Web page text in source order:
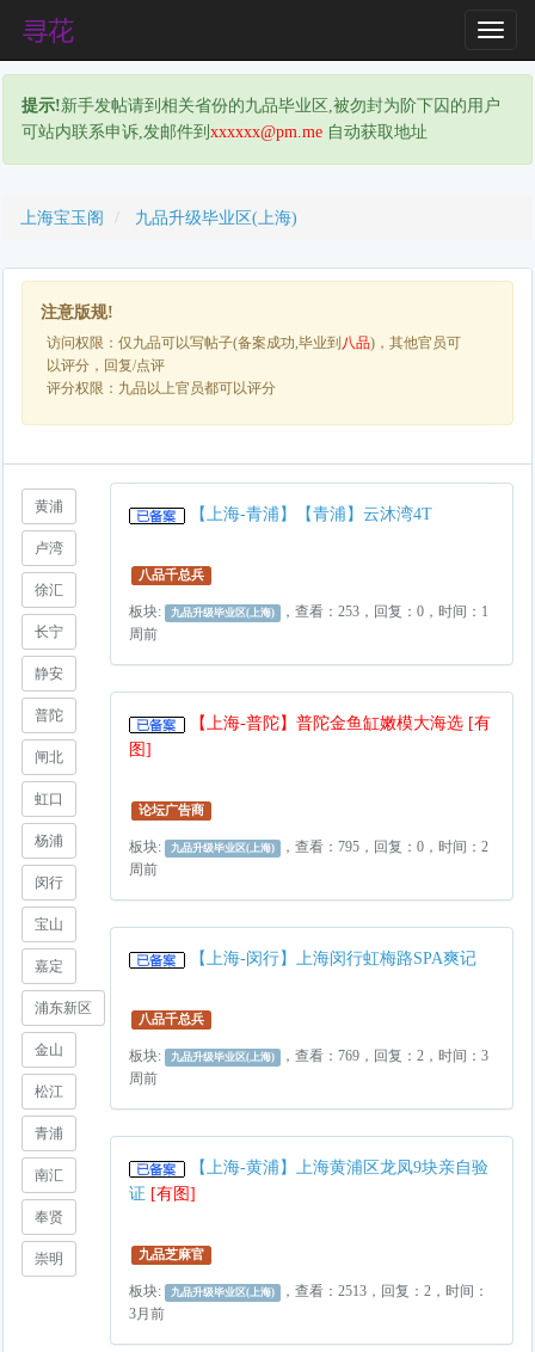
T
o
g
e
i
n
提示!新手发帖请到相关省份的九品毕业区,被勿封为阶下囚的用户
可站内联系申诉,发邮件到 xxxxxx@pm.me 自动获取地址
上海宝玉阁 九品升级毕业区(上海)
注意版规!
访问权限：仅九品可以写帖子(备案成功,毕业到 八品)，其他官员可
以评分，回复/点评
评分权限：九品以上官员都可以评分
黄浦
卢湾
徐汇
长宁
静安
普陀
闸北
虹口
杨浦
闵行
宝山
嘉定
浦东新区
金山
松江
青浦
南汇
奉贤
崇明
【上海-青浦】【青浦】云沐湾4T
八品千总兵
板块: 九品升级毕业区(上海)
，查看：253，回复：0，时间：1
周前
【上海-普陀】普陀金鱼缸嫩模大海选 [有
图]
论坛广告商
板块: 九品升级毕业区(上海)
，查看：795，回复：0，时间：2
周前
【上海-闵行】上海闵行虹梅路SPA爽记
八品千总兵
板块: 九品升级毕业区(上海)
，查看：769，回复：2，时间：3
周前
【上海-黄浦】上海黄浦区龙凤9块亲自验
证 [有图]
九品芝麻官
板块: 九品升级毕业区(上海)
，查看：2513，回复：2，时间：
3月前